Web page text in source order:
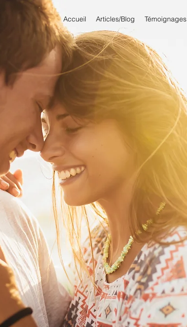
Accueil Articles/Blog Témoignages